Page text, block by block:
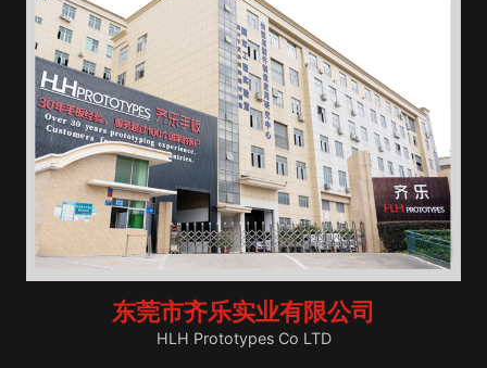
东莞市齐乐实业有限公司
HLH Prototypes Co LTD